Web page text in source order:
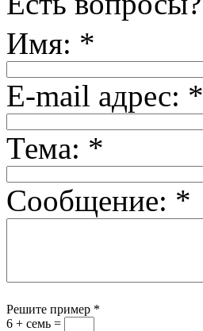
Имя: *
E-mail адрес: *
Тема: *
Сообщение: *
Решите пример *
6 + семь =